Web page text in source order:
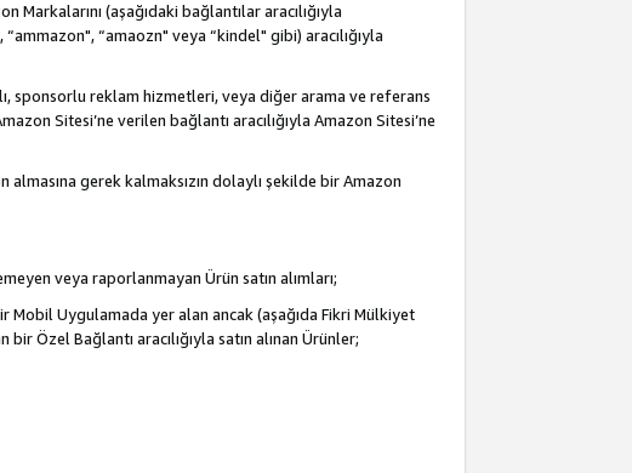
(aşağıdaki bağlantılar aracılığıyla
“amaozn" veya “kindel" gibi) aracılığıyla
sponsorlu reklam hizmetleri, veya diğer arama ve referans
Sitesi’ne verilen bağlantı aracılığıyla Amazon Sitesi’ne
gerek kalmaksızın dolaylı şekilde bir Amazon
veya raporlanmayan Ürün satın alımları;
Mobil Uygulamada yer alan ancak (aşağıda Fikri Mülkiyet
Özel Bağlantı aracılığıyla satın alınan Ürünler;